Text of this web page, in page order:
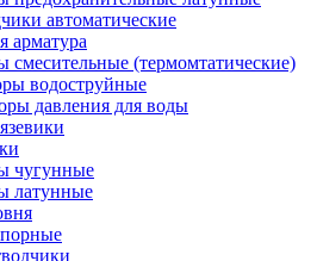
автоматические
арматура
смесительные (термомтатические)
водоструйные
давления для воды
чугунные
латунные